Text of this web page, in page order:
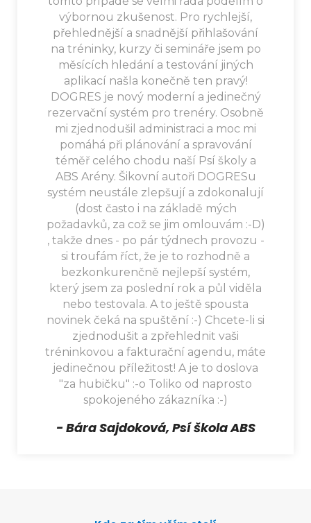
tomto případě se velmi ráda podělím o
výbornou zkušenost. Pro rychlejší,
přehlednější a snadnější přihlašování
na tréninky, kurzy či semináře jsem po
měsících hledání a testování jiných
aplikací našla konečně ten pravý!
DOGRES je nový moderní a jedinečný
rezervační systém pro trenéry. Osobně
mi zjednodušil administraci a moc mi
pomáhá při plánování a spravování
téměř celého chodu naší Psí školy a
ABS Arény. Šikovní autoři DOGRESu
systém neustále zlepšují a zdokonalují
(dost často i na základě mých
požadavků, za což se jim omlouvám :-D)
, takže dnes - po pár týdnech provozu -
si troufám říct, že je to rozhodně a
bezkonkurenčně nejlepší systém,
který jsem za poslední rok a půl viděla
nebo testovala. A to ještě spousta
novinek čeká na spuštění :-) Chcete-li si
zjednodušit a zpřehlednit vaši
tréninkovou a fakturační agendu, máte
jedinečnou příležitost! A je to doslova
"za hubičku" :-o Toliko od naprosto
spokojeného zákazníka :-)
- Bára Sajdoková, Psí škola ABS